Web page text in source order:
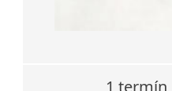
1 termín